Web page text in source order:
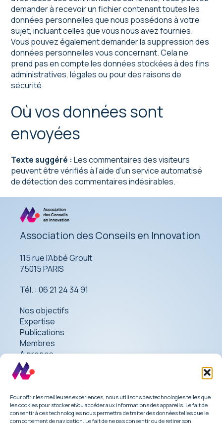
Pour offrir les meilleures expériences, nous utilisons des technologies telles que
les cookies pour stocker et/ou accéder aux informations des appareils. Le fait de
consentir à ces technologies nous permettra de traiter des données telles que le
comportement de navigation. Le fait de ne pas consentir ou de retirer son
demander à recevoir un fichier contenant toutes les
données personnelles que nous possédons à votre
sujet, incluant celles que vous nous avez fournies.
Vous pouvez également demander la suppression des
données personnelles vous concernant. Cela ne
prend pas en compte les données stockées à des fins
administratives, légales ou pour des raisons de
sécurité.
Où vos données sont
envoyées
Texte suggéré :Les commentaires des visiteurs
peuvent être vérifiés à l’aide d’un service automatisé
de détection des commentaires indésirables.
Association des Conseils en Innovation
115 rue l’Abbé Groult
75015 PARIS
Tél. : 06 21 24 34 91
Nos objectifs
Expertise
Publications
Membres
A propos
Contact